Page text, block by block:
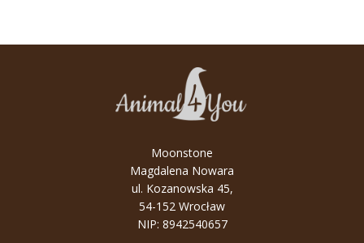
Moonstone
Magdalena Nowara
ul. Kozanowska 45,
54-152 Wrocław
NIP: 8942540657